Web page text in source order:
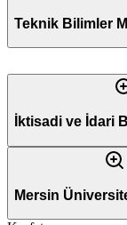
Teknik Bilimler
İktisadi ve İdari
Mersin